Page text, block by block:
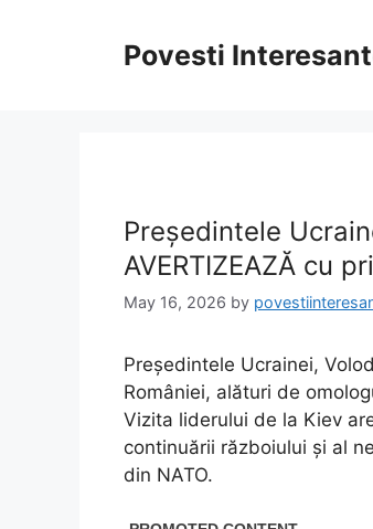
Povesti
Președintele
AVERTIZEAZĂ cu
May 16, 2026 by
Președintele Ucrainei,
României, alături de
Vizita liderului de la Kiev
continuării războiului și al
din NATO.